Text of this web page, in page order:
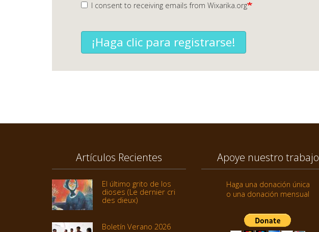
I consent to receiving emails from Wixarika.org
¡Haga clic para registrarse!
Artículos Recientes
El último grito de los
dioses (Le dernier cri
des dieux)
Boletín Verano 2026
Apoye nuestro trabajo
Haga una donación única
o una donación mensual